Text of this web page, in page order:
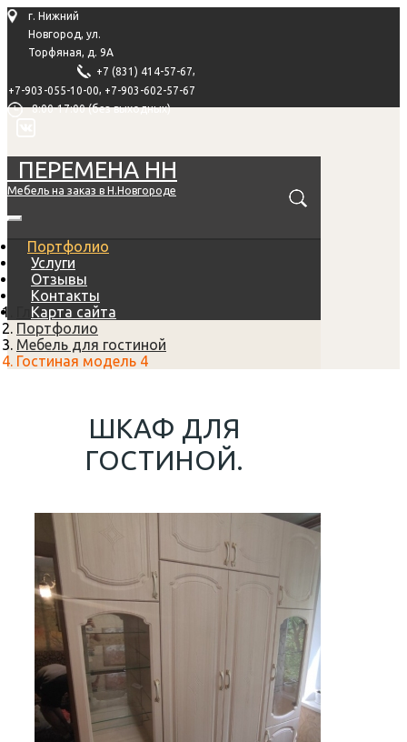
г. Нижний
Новгород, ул.
Торфяная, д. 9А
+7 (831) 414-57-67,
+7-903-055-10-00, +7-903-602-57-67
8:00-17:00 (без выходных)
ПЕРЕМЕНА НН
Мебель на заказ в Н.Новгороде
Портфолио
Услуги
Отзывы
Контакты
Карта сайта
Главная
Портфолио
Мебель для гостиной
Гостиная модель 4
ШКАФ ДЛЯ
ГОСТИНОЙ.